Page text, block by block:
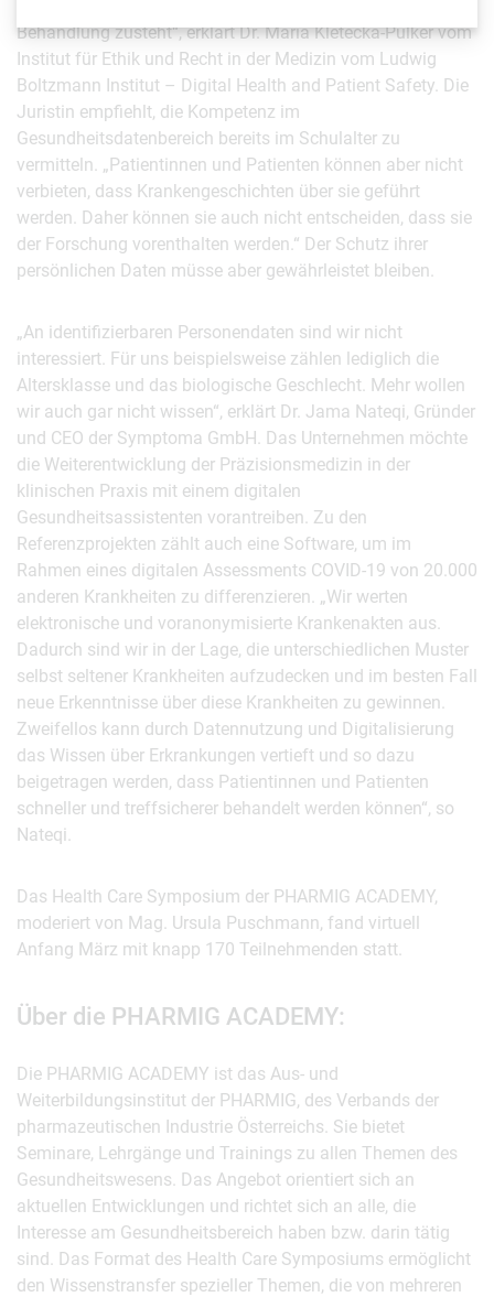
Behandlung zusteht“, erklärt Dr. Maria Kletečka-Pulker vom
Institut für Ethik und Recht in der Medizin vom Ludwig
Boltzmann Institut – Digital Health and Patient Safety. Die
Juristin empfiehlt, die Kompetenz im
Gesundheitsdatenbereich bereits im Schulalter zu
vermitteln. „Patientinnen und Patienten können aber nicht
verbieten, dass Krankengeschichten über sie geführt
werden. Daher können sie auch nicht entscheiden, dass sie
der Forschung vorenthalten werden.“ Der Schutz ihrer
persönlichen Daten müsse aber gewährleistet bleiben.
„An identifizierbaren Personendaten sind wir nicht
interessiert. Für uns beispielsweise zählen lediglich die
Altersklasse und das biologische Geschlecht. Mehr wollen
wir auch gar nicht wissen“, erklärt Dr. Jama Nateqi, Gründer
und CEO der Symptoma GmbH. Das Unternehmen möchte
die Weiterentwicklung der Präzisionsmedizin in der
klinischen Praxis mit einem digitalen
Gesundheitsassistenten vorantreiben. Zu den
Referenzprojekten zählt auch eine Software, um im
Rahmen eines digitalen Assessments COVID-19 von 20.000
anderen Krankheiten zu differenzieren. „Wir werten
elektronische und voranonymisierte Krankenakten aus.
Dadurch sind wir in der Lage, die unterschiedlichen Muster
selbst seltener Krankheiten aufzudecken und im besten Fall
neue Erkenntnisse über diese Krankheiten zu gewinnen.
Zweifellos kann durch Datennutzung und Digitalisierung
das Wissen über Erkrankungen vertieft und so dazu
beigetragen werden, dass Patientinnen und Patienten
schneller und treffsicherer behandelt werden können“, so
Nateqi.
Das Health Care Symposium der PHARMIG ACADEMY,
moderiert von Mag. Ursula Puschmann, fand virtuell
Anfang März mit knapp 170 Teilnehmenden statt.
Über die PHARMIG ACADEMY:
Die PHARMIG ACADEMY ist das Aus- und
Weiterbildungsinstitut der PHARMIG, des Verbands der
pharmazeutischen Industrie Österreichs. Sie bietet
Seminare, Lehrgänge und Trainings zu allen Themen des
Gesundheitswesens. Das Angebot orientiert sich an
aktuellen Entwicklungen und richtet sich an alle, die
Interesse am Gesundheitsbereich haben bzw. darin tätig
sind. Das Format des Health Care Symposiums ermöglicht
den Wissenstransfer spezieller Themen, die von mehreren